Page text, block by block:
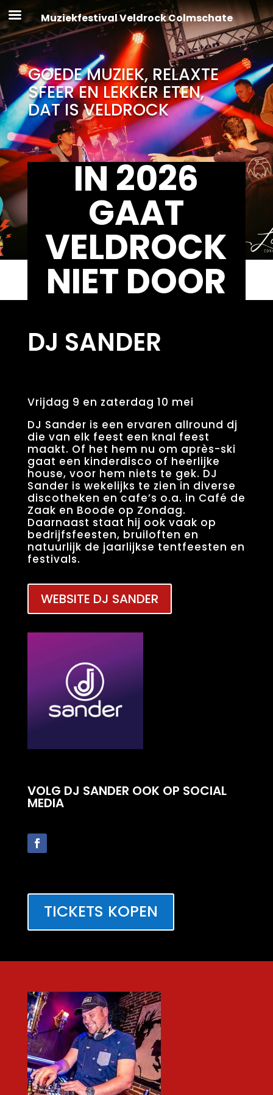
GOEDE MUZIEK, RELAXTE
SFEER EN LEKKER ETEN,
DAT IS VELDROCK
IN 2026
GAAT
VELDROCK
NIET DOOR
DJ SANDER
Vrijdag 9 en zaterdag 10 mei
DJ Sander is een ervaren allround dj
die van elk feest een knal feest
maakt. Of het hem nu om après-ski
gaat een kinderdisco of heerlijke
house, voor hem niets te gek. DJ
Sander is wekelijks te zien in diverse
discotheken en cafe’s o.a. in Café de
Zaak en Boode op Zondag.
Daarnaast staat hij ook vaak op
bedrijfsfeesten, bruiloften en
natuurlijk de jaarlijkse tentfeesten en
festivals.
WEBSITE DJ SANDER
VOLG DJ SANDER OOK OP SOCIAL
MEDIA
TICKETS KOPEN
Muziekfestival Veldrock Colmschate